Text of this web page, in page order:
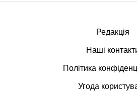
Редакція
Наші
Політика
Угода